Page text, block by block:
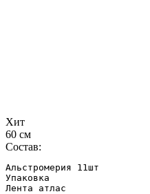
Хит
60 см
Состав:
Альстромерия 11шт
Упаковка
Лента атлас